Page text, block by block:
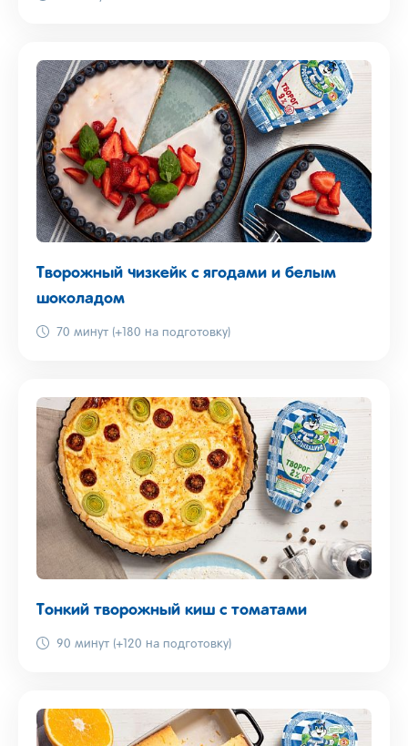
Творожный чизкейк с ягодами и белым
шоколадом
70 минут (+180 на подготовку)
Тонкий творожный киш с томатами
90 минут (+120 на подготовку)